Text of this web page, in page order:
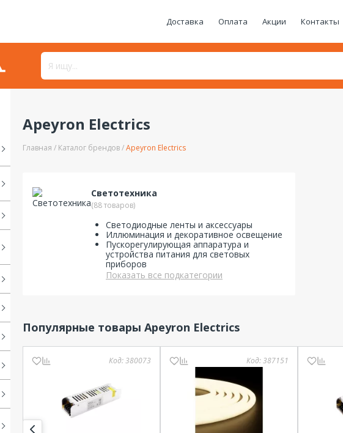
Доставка Оплата Акции Контакты
Apeyron Electrics
Главная Каталог брендов Apeyron Electrics
Светотехника
(88 товаров)
Светодиодные ленты и аксессуары
Иллюминация и декоративное освещение
Пускорегулирующая аппаратура и
устройства питания для световых
приборов
Показать все подкатегории
Популярные товары Apeyron Electrics
Код:380073 Код:387151